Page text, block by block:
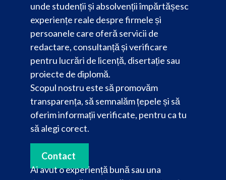
unde studenții și absolvenții împărtășesc
experiențe reale despre firmele și
persoanele care oferă servicii de
redactare, consultanță și verificare
pentru lucrări de licență, disertație sau
proiecte de diplomă.
Scopul nostru este să promovăm
transparența, să semnalăm țepele și să
oferim informații verificate, pentru ca tu
să alegi corect.
Contact
Ai avut o experiență bună sau una